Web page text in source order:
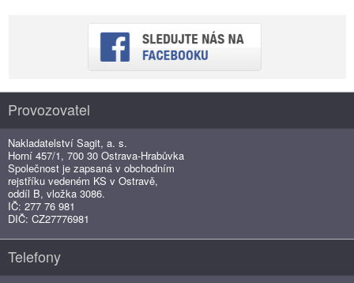
Provozovatel
Nakladatelství Sagit, a. s.
Horní 457/1, 700 30 Ostrava-Hrabůvka
Společnost je zapsaná v obchodním
rejstříku vedeném KS v Ostravě,
oddíl B, vložka 3086.
IČ: 277 76 981
DIČ: CZ27776981
Telefony